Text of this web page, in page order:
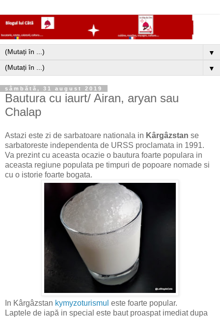
▼
▼
sâmbătă, 31 august 2019
Bautura cu iaurt/ Airan, aryan sau
Chalap
Astazi este zi de sarbatoare nationala in Kârgâzstan se
sarbatoreste independenta de URSS proclamata in 1991.
Va prezint cu aceasta ocazie o bautura foarte populara in
aceasta regiune populata pe timpuri de popoare nomade si
cu o istorie foarte bogata.
In Kârgâzstan kymyzoturismul este foarte popular.
Laptele de iapă in special este baut proaspat imediat dupa